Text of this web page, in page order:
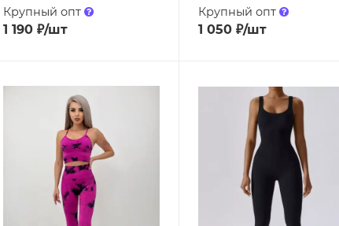
Крупный опт
1 190 ₽/шт
Крупный опт
1 050 ₽/шт